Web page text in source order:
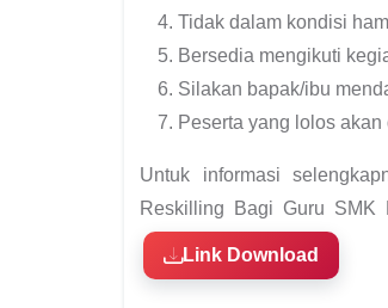
Tidak dalam kondisi
Bersedia mengikuti
Silakan bapak/ibu
Peserta yang lolos
Untuk informasi
Reskilling Bagi Guru
Link Download